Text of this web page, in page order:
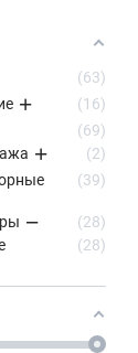
63
16
69
2
39
28
28